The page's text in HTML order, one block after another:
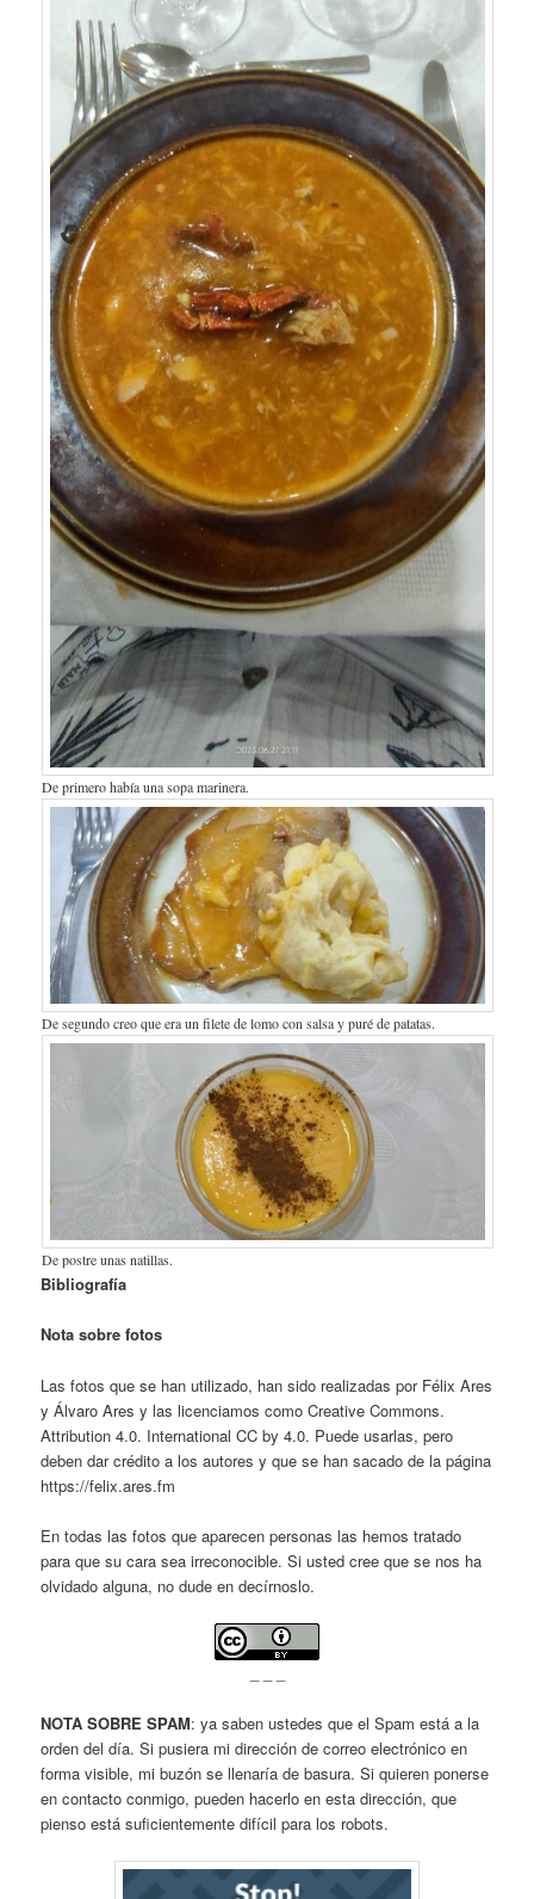
De primero había una sopa marinera.
De segundo creo que era un filete de lomo con salsa y puré de patatas.
De postre unas natillas.
Bibliografía
Nota sobre fotos
Las fotos que se han utilizado, han sido realizadas por Félix Ares
y Álvaro Ares y las licenciamos como Creative Commons.
Attribution 4.0. International CC by 4.0. Puede usarlas, pero
deben dar crédito a los autores y que se han sacado de la página
https://felix.ares.fm
En todas las fotos que aparecen personas las hemos tratado
para que su cara sea irreconocible. Si usted cree que se nos ha
olvidado alguna, no dude en decírnoslo.
NOTA SOBRE SPAM: ya saben ustedes que el Spam está a la
orden del día. Si pusiera mi dirección de correo electrónico en
forma visible, mi buzón se llenaría de basura. Si quieren ponerse
en contacto conmigo, pueden hacerlo en esta dirección, que
pienso está suficientemente difícil para los robots.